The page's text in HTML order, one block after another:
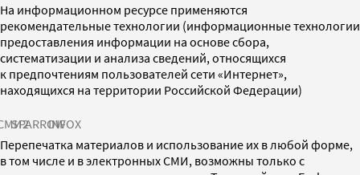
На информационном ресурсе применяются
рекомендательные технологии (информационные технологии
предоставления информации на основе сбора,
систематизации и анализа сведений, относящихся
к предпочтениям пользователей сети «Интернет»,
находящихся на территории Российской Федерации)
SPARROWINFOX
Перепечатка материалов и использование их в любой форме,
в том числе и в электронных СМИ, возможны только с